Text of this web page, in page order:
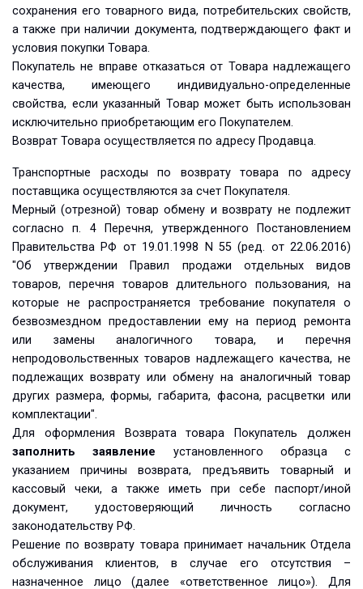
сохранения его товарного вида, потребительских свойств,
а также при наличии документа, подтверждающего факт и
условия покупки Товара.
Покупатель не вправе отказаться от Товара надлежащего
качества, имеющего индивидуально-определенные
свойства, если указанный Товар может быть использован
исключительно приобретающим его Покупателем.
Возврат Товара осуществляется по адресу Продавца.
Транспортные расходы по возврату товара по адресу
поставщика осуществляются за счет Покупателя.
Мерный (отрезной) товар обмену и возврату не подлежит
согласно п. 4 Перечня, утвержденного Постановлением
Правительства РФ от 19.01.1998 N 55 (ред. от 22.06.2016)
"Об утверждении Правил продажи отдельных видов
товаров, перечня товаров длительного пользования, на
которые не распространяется требование покупателя о
безвозмездном предоставлении ему на период ремонта
или замены аналогичного товара, и перечня
непродовольственных товаров надлежащего качества, не
подлежащих возврату или обмену на аналогичный товар
других размера, формы, габарита, фасона, расцветки или
комплектации".
Для оформления Возврата товара Покупатель должен
заполнить заявление установленного образца с
указанием причины возврата, предъявить товарный и
кассовый чеки, а также иметь при себе паспорт/иной
документ, удостоверяющий личность согласно
законодательству РФ.
Решение по возврату товара принимает начальник Отдела
обслуживания клиентов, в случае его отсутствия –
назначенное лицо (далее «ответственное лицо»). Для